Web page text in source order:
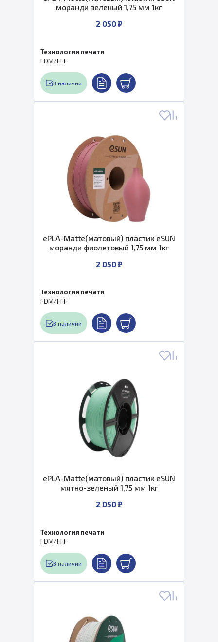
моранди зеленый 1,75 мм 1кг
2 050 ₽
Технология печати
FDM/FFF
В наличии
ePLA-Matte(матовый) пластик eSUN
моранди фиолетовый 1,75 мм 1кг
2 050 ₽
Технология печати
FDM/FFF
В наличии
ePLA-Matte(матовый) пластик eSUN
мятно-зеленый 1,75 мм 1кг
2 050 ₽
Технология печати
FDM/FFF
В наличии